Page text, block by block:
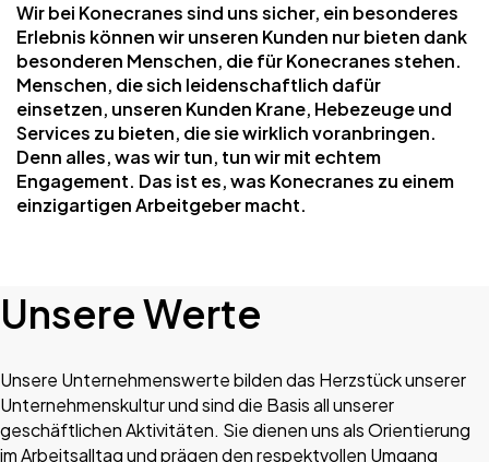
Wir bei Konecranes sind uns sicher, ein besonderes
Erlebnis können wir unseren Kunden nur bieten dank
besonderen Menschen, die für Konecranes stehen.
Menschen, die sich leidenschaftlich dafür
einsetzen, unseren Kunden Krane, Hebezeuge und
Services zu bieten, die sie wirklich voranbringen.
Denn alles, was wir tun, tun wir mit echtem
Engagement. Das ist es, was Konecranes zu einem
einzigartigen Arbeitgeber macht.
Unsere Werte
Unsere Unternehmenswerte bilden das Herzstück unserer
Unternehmenskultur und sind die Basis all unserer
geschäftlichen Aktivitäten. Sie dienen uns als Orientierung
im Arbeitsalltag und prägen den respektvollen Umgang